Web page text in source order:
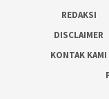
REDAKSI
DISCLAIMER
KONTAK KAMI